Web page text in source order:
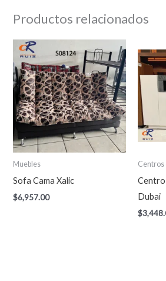
Productos relacionados
Muebles
Sofa Cama Xalic
$6,957.00
Dubai
$